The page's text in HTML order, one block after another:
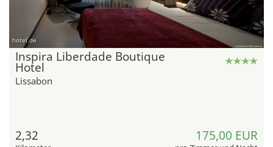
hotel.de
Inspira Liberdade Boutique
Hotel
Lissabon
2,32 175,00 EUR